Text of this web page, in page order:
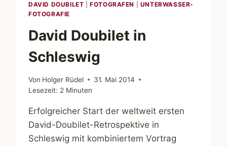
16.
VERLÄNGERT!
DAVID DOUBILET |FOTOGRAFEN
UNTERWASSER-
FOTOGRAFIE
David Doubilet in
Schleswig
Von Holger Rüdel
31. Mai 2014
Lesezeit: 2 Minuten
Erfolgreicher Start der weltweit ersten
David-Doubilet-Retrospektive in
Schleswig mit kombiniertem Vortrag